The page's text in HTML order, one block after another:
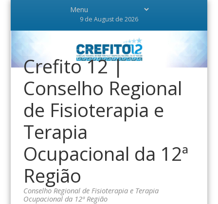
9 de August de 2026
Crefito 12 |
Conselho Regional
de Fisioterapia e
Terapia
Ocupacional da 12ª
Região
Conselho Regional de Fisioterapia e Terapia
Ocupacional da 12ª Região